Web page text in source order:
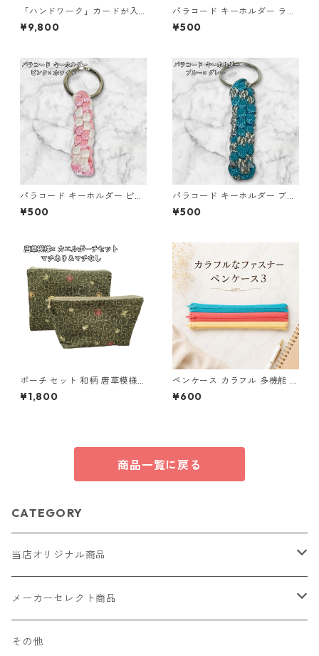
「ハンドワーク」カードが入
る小さな小銭入れ ネイビー
¥9,800
パラコード キーホルダー ライ
トグリーン イエロー 編み込み
s26
¥500
パラコード キーホルダー ピン
ク ホワイト 編み込み s27
¥500
パラコード キーホルダー ブル
ー グレー 編み込み s20
¥500
ポーチ セット 和柄 唐草模様
カエル柄 化粧ポーチ 小物入れ
マチあり マチなし o62 布小物
¥1,800
ペンケース カラフル 多機能 筆
箱 ファスナー6本 s11
¥600
商品一覧に戻る
CATEGORY
当店オリジナル商品
レザー（革）
ロングウォレット
ストラップ
メーカーセレクト商品
財布・キーケース・カードケース
その他